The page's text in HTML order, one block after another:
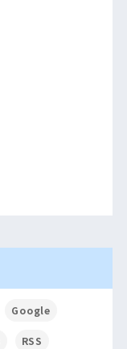
Google
RSS